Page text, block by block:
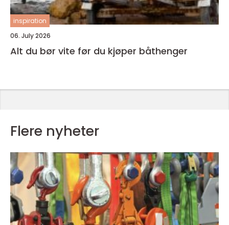
inspiration
06. July 2026
Alt du bør vite før du kjøper båthenger
Flere nyheter